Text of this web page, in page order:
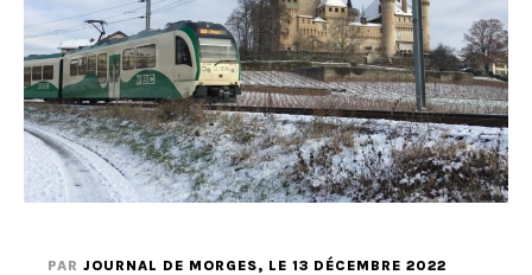
PAR JOURNAL DE MORGES, LE 13 DÉCEMBRE 2022